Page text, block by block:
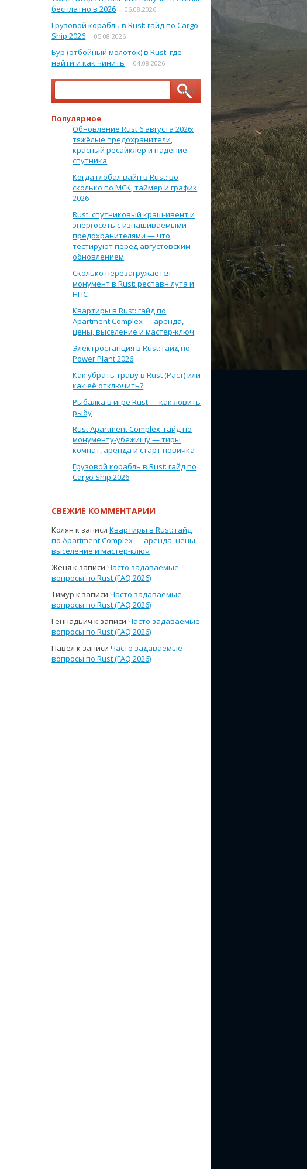
бесплатно в 2026
06.08.2026
Грузовой корабль в Rust: гайд по Cargo
Ship 2026
05.08.2026
Бур (отбойный молоток) в Rust: где
найти и как чинить
04.08.2026
Найти:
Популярное
Обновление Rust 6 августа 2026:
тяжёлые предохранители,
красный ресайклер и падение
спутника
Когда глобал вайп в Rust: во
сколько по МСК, таймер и график
2026
Rust: спутниковый краш-ивент и
энергосеть с изнашиваемыми
предохранителями — что
тестируют перед августовским
обновлением
Сколько перезагружается
монумент в Rust: респавн лута и
НПС
Квартиры в Rust: гайд по
Apartment Complex — аренда,
цены, выселение и мастер-ключ
Электростанция в Rust: гайд по
Power Plant 2026
Как убрать траву в Rust (Раст) или
как её отключить?
Рыбалка в игре Rust — как ловить
рыбу
Rust Apartment Complex: гайд по
монументу-убежищу — тиры
комнат, аренда и старт новичка
Грузовой корабль в Rust: гайд по
Cargo Ship 2026
СВЕЖИЕ КОММЕНТАРИИ
Колян к записиКвартиры в Rust: гайд
по Apartment Complex — аренда, цены,
выселение и мастер-ключ
Женя к записиЧасто задаваемые
вопросы по Rust (FAQ 2026)
Тимур к записиЧасто задаваемые
вопросы по Rust (FAQ 2026)
Геннадьич к записиЧасто задаваемые
вопросы по Rust (FAQ 2026)
Павел к записиЧасто задаваемые
вопросы по Rust (FAQ 2026)